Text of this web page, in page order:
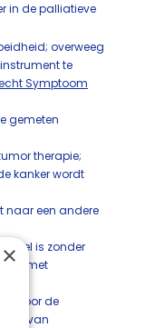
in de palliatieve
overweeg
te
Symptoom
gemeten
therapie;
kanker wordt
naar een andere
is zonder
met
voor de
van
×